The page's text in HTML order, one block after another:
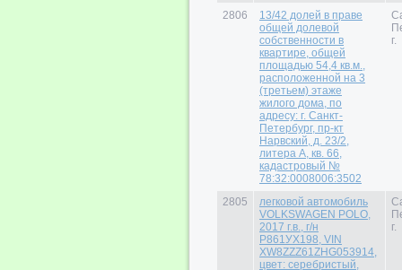
2806
13/42 долей в праве
общей долевой
собственности в
квартире, общей
площадью 54,4 кв.м.,
расположенной на 3
(третьем) этаже
жилого дома, по
адресу: г. Санкт-
Петербург, пр-кт
Нарвский, д. 23/2,
литера А, кв. 66,
кадастровый №
78:32:0008006:3502
г.
2805
легковой автомобиль
VOLKSWAGEN POLO,
2017 г.в., г/н
P861УХ198, VIN
XW8ZZZ61ZHG053914,
цвет: серебристый,
г.